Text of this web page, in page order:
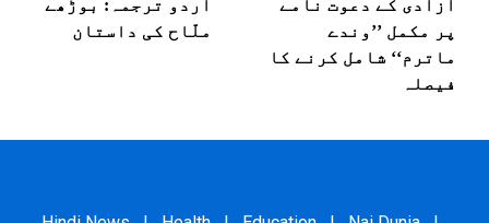
آزادی کے دعوت نامے
پر مکمل ’’وندے
ماترم‘‘ شامل کرنے کا
فیصلہ
اردو ترجمہ: بوڑھے
ملّاح کی داستان